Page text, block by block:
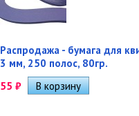
Распродажа - бумага для
3 мм, 250 полос, 80гр.
55 ₽